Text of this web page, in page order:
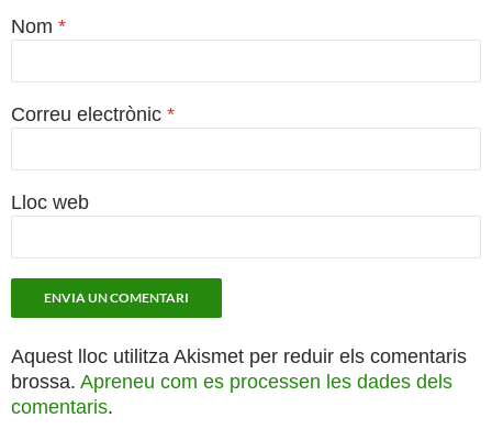
Nom *
Correu electrònic *
Lloc web
Aquest lloc utilitza Akismet per reduir els comentaris
brossa. Apreneu com es processen les dades dels
comentaris.